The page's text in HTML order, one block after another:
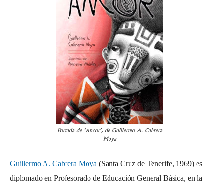
Portada de ‘Ancor’, de Guillermo A. Cabrera
Moya
Guillermo A. Cabrera Moya (Santa Cruz de Tenerife, 1969) es
diplomado en Profesorado de Educación General Básica, en la